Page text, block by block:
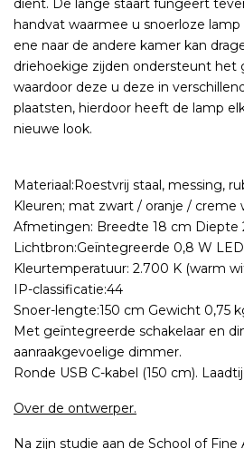
dient. De lange staart fungeert
handvat waarmee u snoerloze
ene naar de andere kamer kan
driehoekige zijden ondersteunt het
waardoor deze u deze in
plaatsten, hierdoor heeft de lamp
nieuwe look.
Materiaal:Roestvrij staal, messing,
Kleuren; mat zwart / oranje / creme
Afmetingen: Breedte 18 cm Diepte
Lichtbron:Geïntegreerde 0,8 W
Kleurtemperatuur: 2.700 K (warm
IP-classificatie:44
Snoer-lengte:150 cm Gewicht 0,75
Met geïntegreerde schakelaar en
aanraakgevoelige dimmer.
Ronde USB C-kabel (150 cm).
Over de ontwerper.
Na zijn studie aan de School of Fine